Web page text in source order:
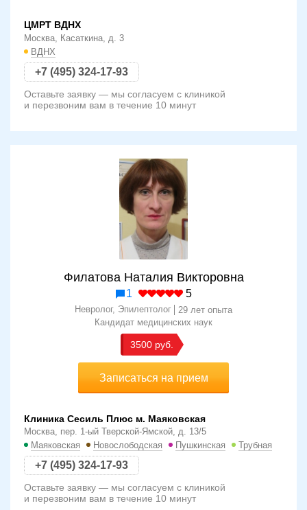
ЦМРТ ВДНХ
Москва, Касаткина, д. 3
ВДНХ
+7 (495) 324-17-93
Оставьте заявку — мы согласуем с клиникой
и перезвоним вам в течение 10 минут
Филатова Наталия Викторовна
1 5
Невролог, Эпилептолог
29 лет опыта
Кандидат медицинских наук
3500 руб.
Записаться на прием
Клиника Сесиль Плюс м. Маяковская
Москва, пер. 1-ый Тверской-Ямской, д. 13/5
Маяковская
Новослободская Пушкинская Трубная
+7 (495) 324-17-93
Оставьте заявку — мы согласуем с клиникой
и перезвоним вам в течение 10 минут